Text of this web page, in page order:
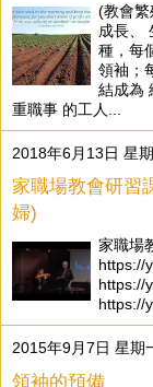
(教會
成長、
種，每
領袖；
結成為
重職事 的工人...
2018年6月13日 星
家職場教會研習
婦)
家職場
https://
https://
https://
2015年9月7日 星期
領袖的預備